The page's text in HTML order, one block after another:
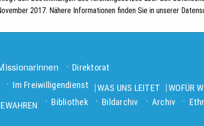
2017. Nähere Informationen finden Sie in unserer
Direktorat
Im Freiwilligendienst WAS UNS LEITET
WOFÜR
Bibliothek Bildarchiv Archiv